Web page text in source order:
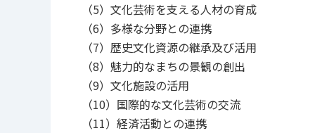
（5）文化芸術を支える人材の育成
（6）多様な分野との連携
（7）歴史文化資源の継承及び活用
（8）魅力的なまちの景観の創出
（9）文化施設の活用
（10）国際的な文化芸術の交流
（11）経済活動との連携